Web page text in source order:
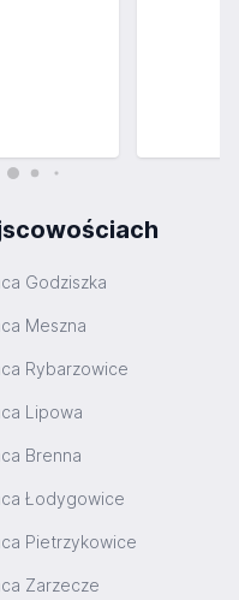
Godziszka
Meszna
Rybarzowice
Lipowa
Brenna
Łodygowice
Pietrzykowice
Zarzecze